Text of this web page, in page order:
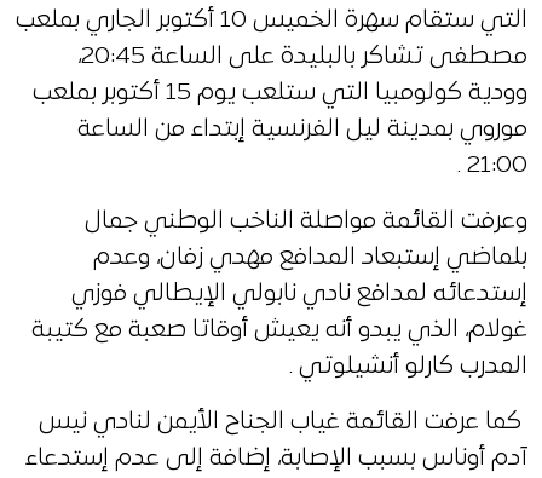
التي ستقام سهرة الخميس 10 أكتوبر الجاري بملعب
مصطفى تشاكر بالبليدة على الساعة 20:45،
وودية كولومبيا التي ستلعب يوم 15 أكتوبر بملعب
موروي بمدينة ليل الفرنسية إبتداء من الساعة
21:00 .
وعرفت القائمة مواصلة الناخب الوطني جمال
بلماضي إستبعاد المدافع مهدي زفان، وعدم
إستدعائه لمدافع نادي نابولي الإيطالي فوزي
غولام، الذي يبدو أنه يعيش أوقاتا صعبة مع كتيبة
المدرب كارلو أنشيلوتي .
كما عرفت القائمة غياب الجناح الأيمن لنادي نيس
آدم أوناس بسبب الإصابة، إضافة إلى عدم إستدعاء